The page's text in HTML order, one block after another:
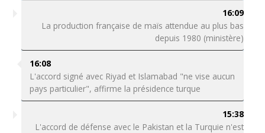
16:09
La production française de maïs attendue au plus bas
depuis 1980 (ministère)
16:08
L'accord signé avec Riyad et Islamabad "ne vise aucun
pays particulier", affirme la présidence turque
15:38
L'accord de défense avec le Pakistan et la Turquie n'est